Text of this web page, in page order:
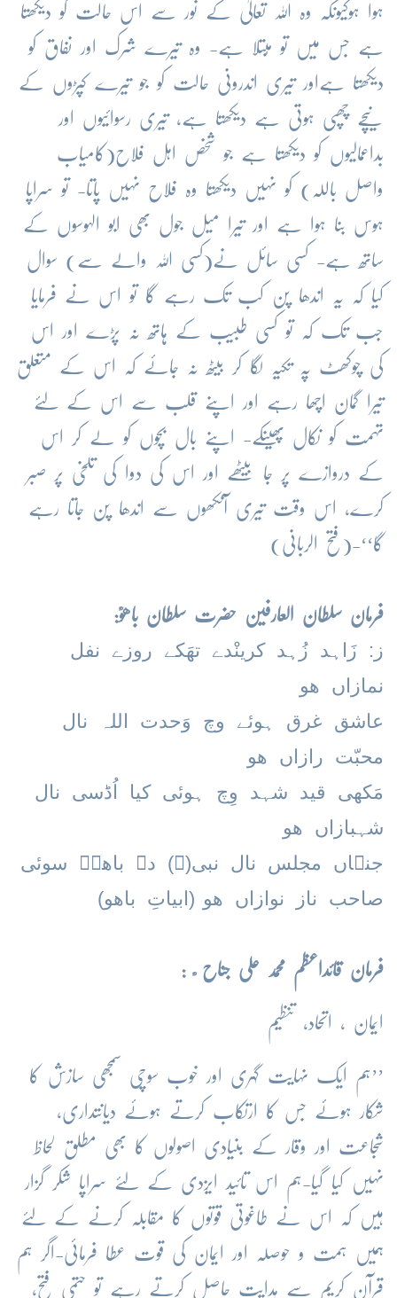
ہوا ہوکیونکہ وہ اللہ تعالیٰ کے نور سے اس حالت کو دیکھتا
ہے جس میں تو مُبتلا ہے- وہ تیرے شرک اور نفاق کو
دیکھتا ہےاور تیری اندرونی حالت کو جو تیرے کپڑوں کے
نیچے چھپی ہوتی ہے دیکھتا ہے، تیری رسوائیوں اور
بداعمالیوں کو دیکھتا ہے جو شخص اہل فلاح(کامیاب
واصل باللہ) کو نہیں دیکھتا وہ فلاح نہیں پاتا- تو سراپا
ہوس بنا ہوا ہے اور تیرا میل جول بھی ابو الہوسوں کے
ساتھ ہے- کسی سائل نے(کسی اللہ والے سے) سوال
کیا کہ یہ اندھا پن کب تک رہے گا تو اس نے فرمایا
جب تک کہ تو کسی طبیب کے ہاتھ نہ پڑے اور اس
کی چوکھٹ پہ تکیہ لگا کر بیٹھ نہ جائے کہ اس کے متعلق
تیرا گمان اچھا رہے اور اپنے قلب سے اس کے لئے
تہمت کو نکال پھینکے- اپنے بال بچوں کو لے کر اس
کے دروازے پر جا بیٹھے اور اس کی دوا کی تلخی پر صبر
کرے، اس وقت تیری آنکھوں سے اندھا پن جاتا رہے
گا‘‘-(فتح الربانی)
فرمان سلطان العارفین حضرت سلطان باھوؒ:
ز: زَاہد زُہد کرینْدے تھَکے روزے نفل
نمازاں ھو
عاشق غرق ہوئے وچ وَحدت اللہ نال
محبّت رازاں ھو
مَکھی قید شہد وِچ ہوئی کیا اُڈسی نال
شہبازاں ھو
جنہاں مجلس نال نبی(ﷺ) دے باھوؒ سوئی
صاحب ناز نوازاں ھو (ابیاتِ باھو)
فرمان قائداعظم محمد علی جناح ؒ :
ایمان ، اتحاد، تنظیم
’’ہم ایک نہایت گہری اور خوب سوچی سمجھی سازش کا
شکار ہوئے جس کا ارتکاب کرتے ہوئے دیانتداری،
شجاعت اور وقار کے بنیادی اصولوں کا بھی مطلق لحاظ
نہیں کیا گیا-ہم اس تائید ایزدی کے لئے سراپا شکر گزار
ہیں کہ اس نے طاغوتی قوتوں کا مقابلہ کرنے کے لئے
ہمیں ہمت و حوصلہ اور ایمان کی قوت عطا فرمائی-اگر ہم
قرآن کریم سے ہدایت حاصل کرتے رہے تو حتمی فتح،